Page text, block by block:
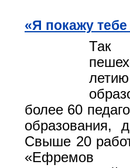
«Я покажу
Так
более 60
образования,
Свыше 20
«Ефремов